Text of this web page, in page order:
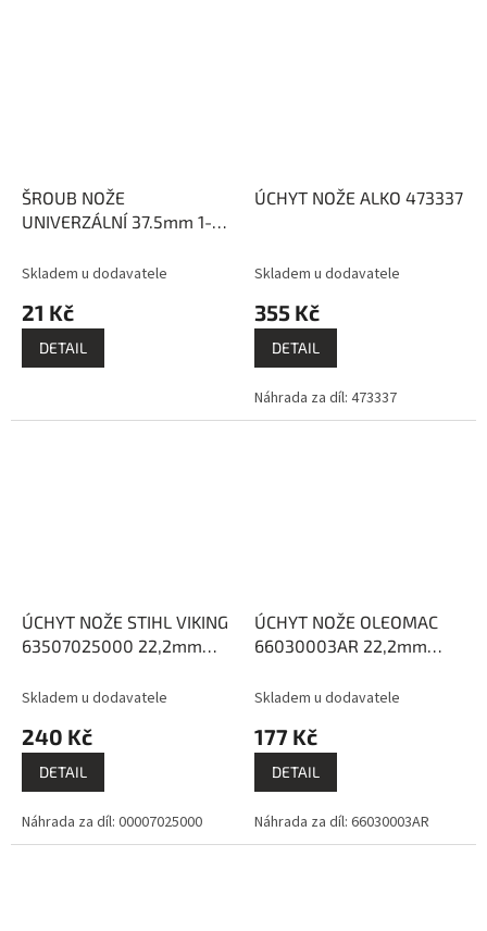
ŠROUB NOŽE
UNIVERZÁLNÍ 37.5mm 1-
Skladem u dodavatele
21 Kč
DETAIL
ÚCHYT NOŽE ALKO 473337
Skladem u dodavatele
355 Kč
DETAIL
Náhrada za díl: 473337
ÚCHYT NOŽE STIHL VIKING
63507025000 22,2mm
Skladem u dodavatele
240 Kč
DETAIL
Náhrada za díl: 00007025000
ÚCHYT NOŽE OLEOMAC
66030003AR 22,2mm
Skladem u dodavatele
177 Kč
DETAIL
Náhrada za díl: 66030003AR